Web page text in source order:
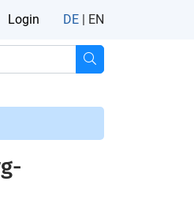
Login DE | EN